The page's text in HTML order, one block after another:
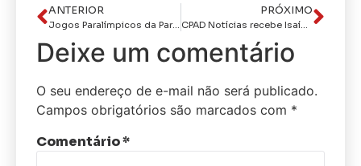
ANTERIOR
Jogos Paralímpicos da Paraíba são cancelados por falta de hospedagem em João Pessoa
PRÓXIMO
CPAD Notícias recebe Isaías Gualberto, superintendente do Detran, em entrevista marcada por reflexões e conselhos
Deixe um comentário
O seu endereço de e-mail não será publicado.
Campos obrigatórios são marcados com *
Comentário*